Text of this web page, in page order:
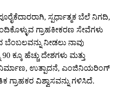
ಸ್ಪರ್ಧಾತ್ಮಕ ಬೆಲೆ ನಿಗದಿ,
ಗ್ರಾಹಕೀಕರಣ ಸೇವೆಗಳು
ಬೆಂಬಲವನ್ನು ನೀಡಲು ನಾವು
ಕ್ಕೂ ಹೆಚ್ಚು ದೇಶಗಳು ಮತ್ತು
ನಿರ್ಮಾಣ, ಉತ್ಪಾದನೆ, ಎಂಜಿನಿಯರಿಂಗ್
ಗ್ರಾಹಕರ ವಿಶ್ವಾಸವನ್ನು ಗಳಿಸಿದೆ.